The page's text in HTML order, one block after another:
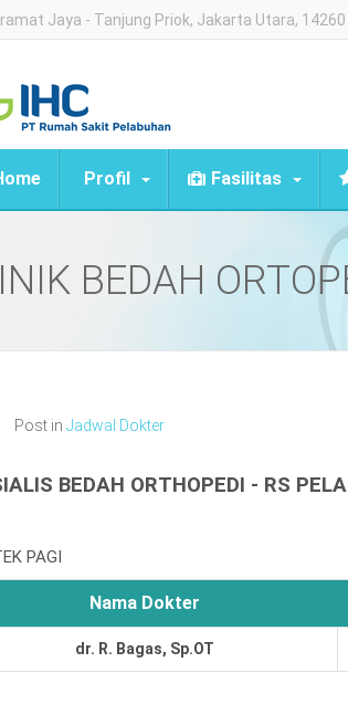
Jaya - Tanjung Priok, Jakarta Utara, 14260
Profil Fasilitas
BEDAH
Post in Jadwal Dokter
BEDAH ORTHOPEDI - RS
PAGI
Nama Dokter
dr. R. Bagas, Sp.OT